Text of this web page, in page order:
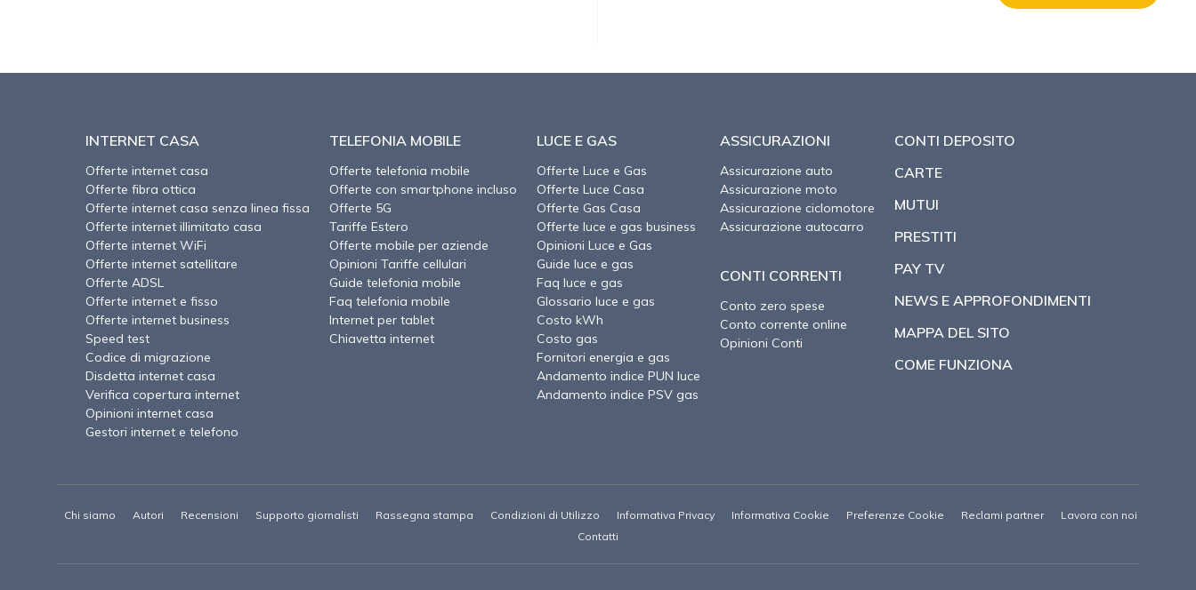
INTERNET CASA
Offerte internet casa
Offerte fibra ottica
Offerte internet casa senza linea fissa
Offerte internet illimitato casa
Offerte internet WiFi
Offerte internet satellitare
Offerte ADSL
Offerte internet e fisso
Offerte internet business
Speed test
Codice di migrazione
Disdetta internet casa
Verifica copertura internet
Opinioni internet casa
Gestori internet e telefono
TELEFONIA MOBILE
Offerte telefonia mobile
Offerte con smartphone incluso
Offerte 5G
Tariffe Estero
Offerte mobile per aziende
Opinioni Tariffe cellulari
Guide telefonia mobile
Faq telefonia mobile
Internet per tablet
Chiavetta internet
LUCE E GAS
Offerte Luce e Gas
Offerte Luce Casa
Offerte Gas Casa
Offerte luce e gas business
Opinioni Luce e Gas
Guide luce e gas
Faq luce e gas
Glossario luce e gas
Costo kWh
Costo gas
Fornitori energia e gas
Andamento indice PUN luce
Andamento indice PSV gas
ASSICURAZIONI
Assicurazione auto
Assicurazione moto
Assicurazione ciclomotore
Assicurazione autocarro
CONTI CORRENTI
Conto zero spese
Conto corrente online
Opinioni Conti
CONTI DEPOSITO
CARTE
MUTUI
PRESTITI
PAY TV
NEWS E APPROFONDIMENTI
MAPPA DEL SITO
COME FUNZIONA
Chi siamo Autori Recensioni Supporto giornalisti Rassegna stampa Condizioni di Utilizzo Informativa Privacy Informativa Cookie Preferenze Cookie Reclami partner
Lavora con noi
Contatti